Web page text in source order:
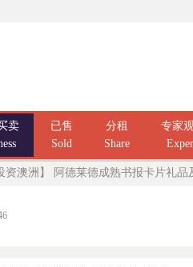
卖
已售
Sold
分租
Share
专家
资澳洲】 阿德莱德成熟书报卡片礼